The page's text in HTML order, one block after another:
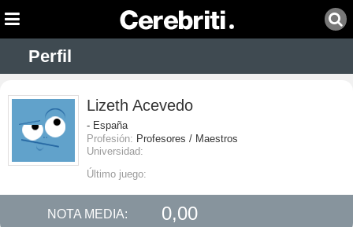
Perfil
Lizeth Acevedo
- España
Profesión: Profesores / Maestros
Universidad:
Último juego:
NOTA MEDIA: 0,00